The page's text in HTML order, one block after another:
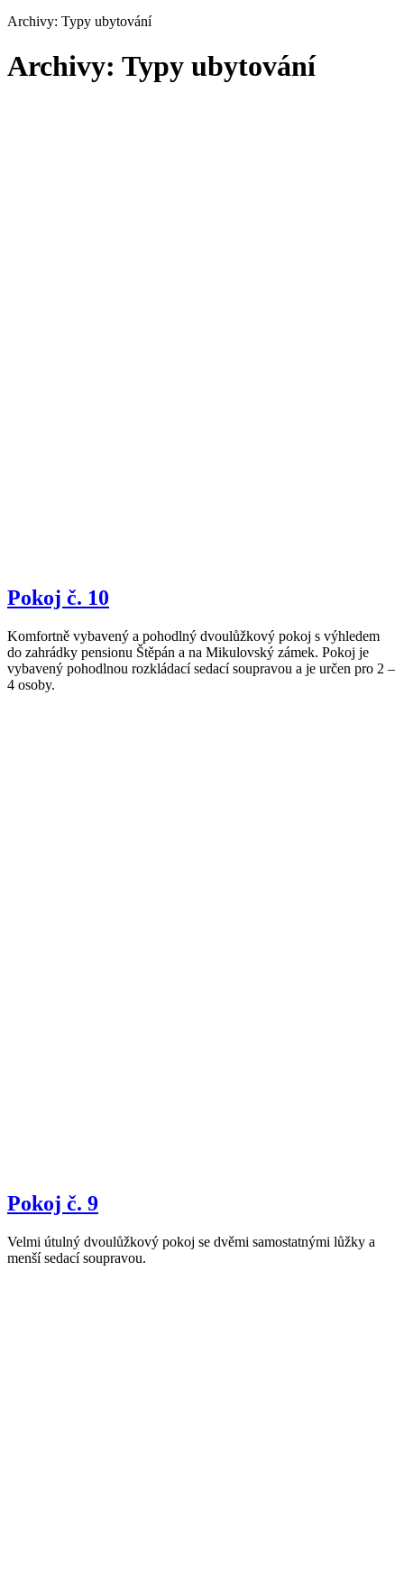
Archivy: Typy ubytování
Archivy: Typy ubytování
Pokoj č. 10
Komfortně vybavený a pohodlný dvoulůžkový pokoj s výhledem
do zahrádky pensionu Štěpán a na Mikulovský zámek. Pokoj je
vybavený pohodlnou rozkládací sedací soupravou a je určen pro 2 –
4 osoby.
Pokoj č. 9
Velmi útulný dvoulůžkový pokoj se dvěmi samostatnými lůžky a
menší sedací soupravou.